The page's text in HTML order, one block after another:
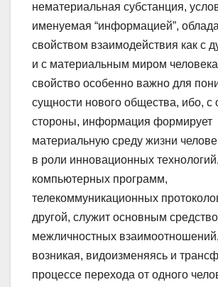
нематериальная субстанция,
именуемая “информацией”,
свойством взаимодействия как с
и с материальным миром
свойство особенно важно для
сущности нового общества, ибо, с
стороны, информация формирует
материальную среду жизни
в роли инновационных технологий,
компьютерных программ,
телекоммуникационных
другой, служит основным
межличностных
возникая, видоизменяясь и
процессе перехода от одного